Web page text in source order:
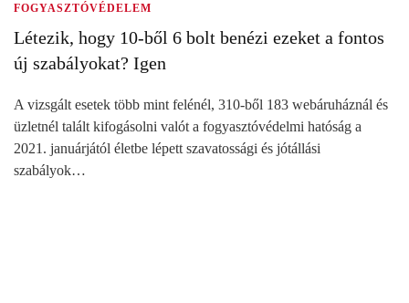
FOGYASZTÓVÉDELEM
Létezik, hogy 10-ből 6 bolt benézi ezeket a fontos
új szabályokat? Igen
A vizsgált esetek több mint felénél, 310-ből 183 webáruháznál és
üzletnél talált kifogásolni valót a fogyasztóvédelmi hatóság a
2021. januárjától életbe lépett szavatossági és jótállási
szabályok…